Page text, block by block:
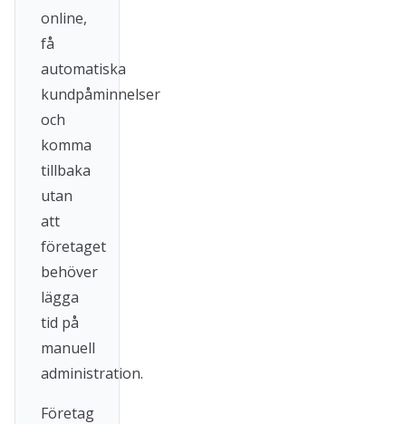
online,
få
automatiska
kundpåminnelser
och
komma
tillbaka
utan
att
företaget
behöver
lägga
tid på
manuell
administration.
Företag